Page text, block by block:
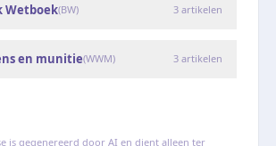
Wetboek(BW) 3 artikelen
en munitie(WWM) 3 artikelen
is gegenereerd door AI en dient alleen ter